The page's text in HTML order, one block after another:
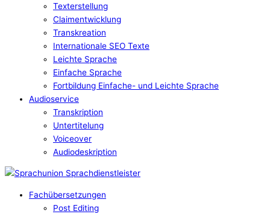
Texterstellung
Claimentwicklung
Transkreation
Internationale SEO Texte
Leichte Sprache
Einfache Sprache
Fortbildung Einfache- und Leichte Sprache
Audioservice
Transkription
Untertitelung
Voiceover
Audiodeskription
Fachübersetzungen
Post Editing